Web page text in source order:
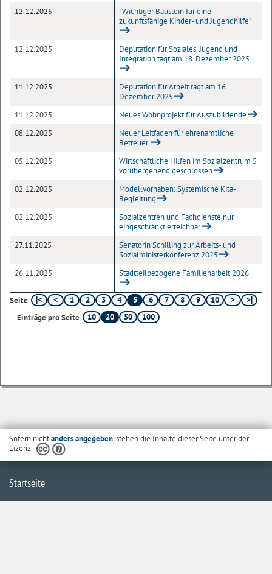
12.12.2025
"Wichtiger Baustein für eine
zukunftsfähige Kinder- und Jugendhilfe"
12.12.2025
Deputation für Soziales, Jugend und
Integration tagt am 18. Dezember 2025
11.12.2025
Deputation für Arbeit tagt am 16.
Dezember 2025
11.12.2025
Neues Wohnprojekt für Auszubildende
08.12.2025
Neuer Leitfaden für ehrenamtliche
Betreuer
05.12.2025
Wirtschaftliche Hilfen im Sozialzentrum 5
vorübergehend geschlossen
02.12.2025
Modellvorhaben: Systemische Kita-
Begleitung
02.12.2025
Sozialzentren und Fachdienste nur
eingeschränkt erreichbar
27.11.2025
Senatorin Schilling zur Arbeits- und
Sozialministerkonferenz 2025
26.11.2025
Stadtteilbezogene Familienarbeit 2026
Seite 1 2 3 4 5 6 7 8 9
10
Einträge pro Seite
10 20 50 100
Sofern nichtanders angegeben, stehen die Inhalte dieser Seite unter der
Lizenz
Startseite